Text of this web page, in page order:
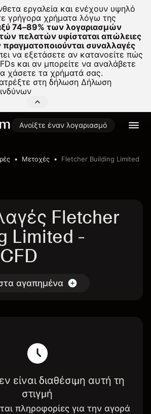
εργαλεία και ενέχουν υψηλό
γρήγορα χρήματα λόγω της
74–89% των λογαριασμών
πελατών υφίσταται απώλειες
συναλλαγές
να εξετάσετε αν κατανοείτε πώς
και αν μπορείτε να αναλάβετε
χάσετε τα χρήματά σας.
στη δήλωση Δήλωση
Ανοίξτε έναν λογαριασμό
Μετοχές Fletcher Building Limited
Fletcher
Limited -
αγαπημένα
είναι διαθέσιμη αυτή τη
στιγμή
πληροφορίες για την αγορά